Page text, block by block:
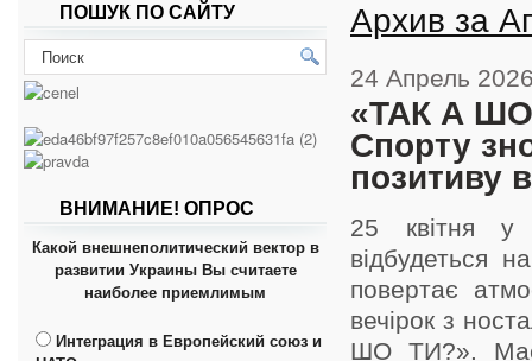
НОВИНИ СПОРТ
ПОШУК ПО САЙТУ
ВНИМАНИЕ! ОПРОС
Какой внешнеполитический вектор в
развитии Украины Вы считаете
наиболее приемлимым
Интеграция в Европейский союз и
Архив за
24 Апрель
«ТАК А ШО
Спорту
позитиву
25 квітня у
відбудеться
повертає
вечірок з
ШО ТИ?».